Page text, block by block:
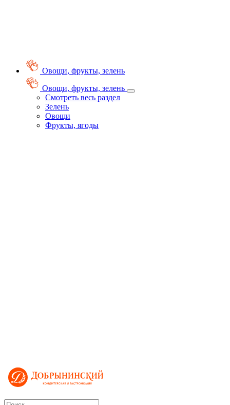
Овощи, фрукты, зелень
Овощи, фрукты, зелень
Смотреть весь раздел
Зелень
Овощи
Фрукты, ягоды